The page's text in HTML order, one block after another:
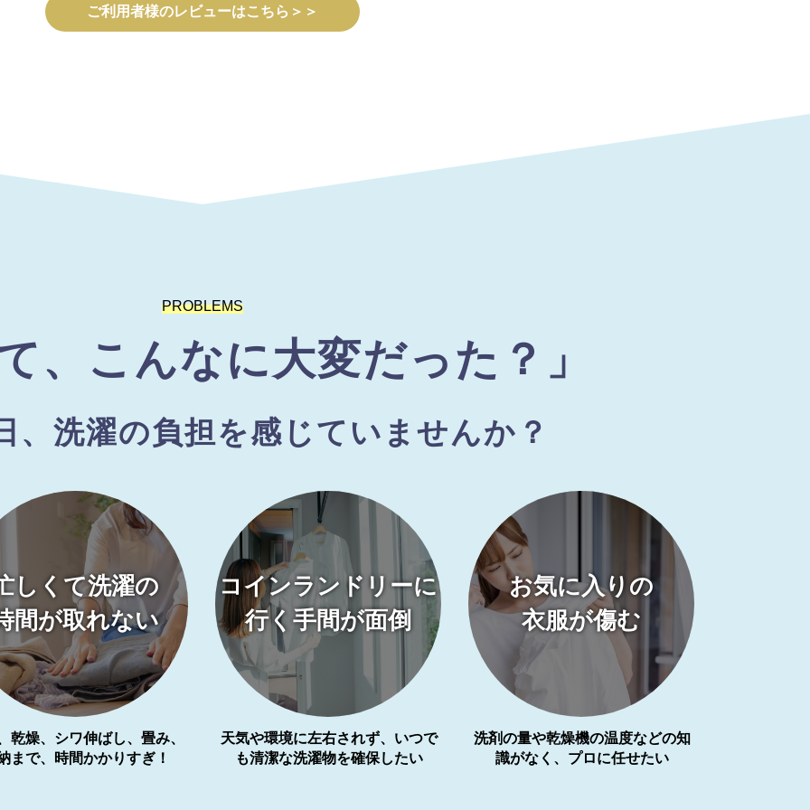
ご利用者様のレビューはこちら＞＞
PROBLEMS
、こんなに大変だった？」
、洗濯の負担を感じていませんか？
しくて洗濯の
間が取れない
乾燥、シワ伸ばし、畳み、
まで、時間かかりすぎ！
コインランドリーに
行く手間が面倒
天気や環境に左右されず、いつで
も清潔な洗濯物を確保したい
お気に入りの
衣服が傷む
洗剤の量や乾燥機の温度などの知
識がなく、プロに任せたい